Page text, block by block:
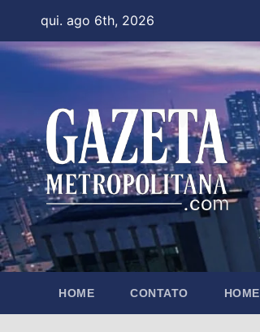
content
qui. ago 6th, 2026
HOME CONTATO HOME